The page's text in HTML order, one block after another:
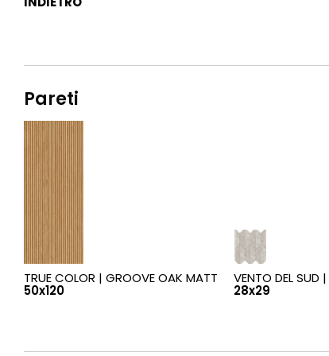
Pareti
TRUE COLOR | GROOVE OAK MATT
50x120
VENTO DEL SUD |
28x29